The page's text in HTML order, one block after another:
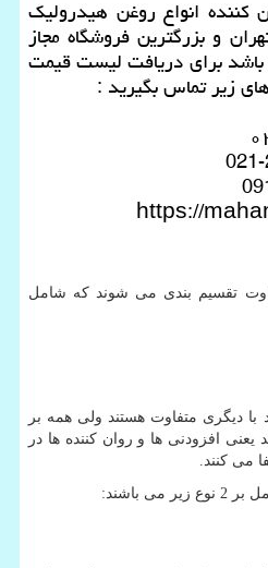
کننده انواع روغن هیدرولیک
و بزرگترین فروشگاه مجاز
برای دریافت لیست قیمت
زیر تماس بگیرید :
https://
تقسیم بندی می شوند که شامل
با دیگری متفاوت هستند ولی همه بر
افزودنی ها و روان کننده ها در
می کنند.
باشند: